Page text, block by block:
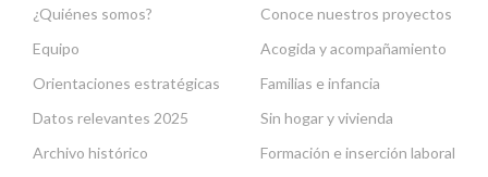
¿Quiénes somos?
Equipo
Orientaciones estratégicas
Datos relevantes 2025
Archivo histórico
Conoce nuestros proyectos
Acogida y acompañamiento
Familias e infancia
Sin hogar y vivienda
Formación e inserción laboral